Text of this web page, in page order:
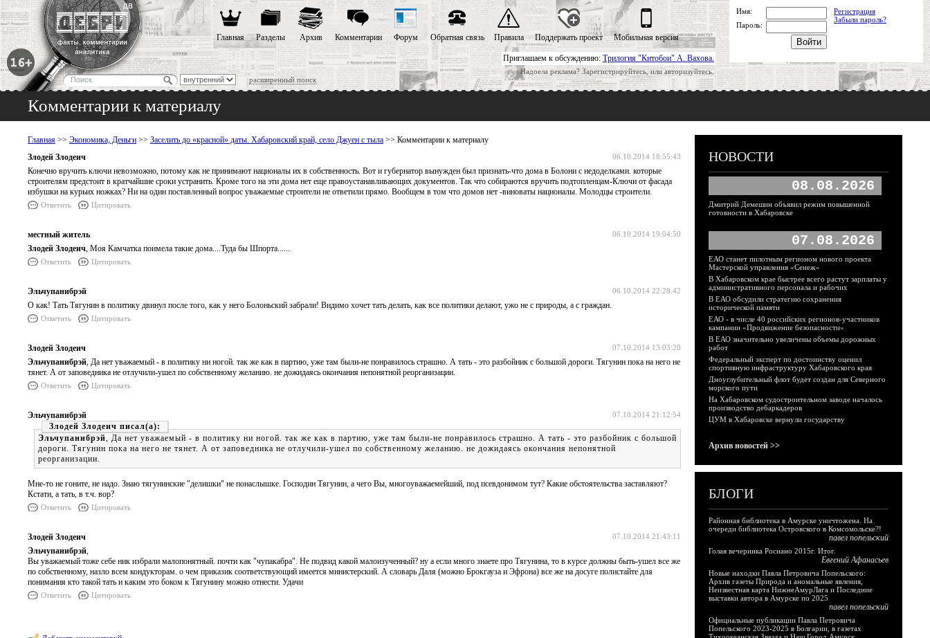
Приглашаем к обсуждению: Трилогия "Китобои" А. Вахова.
Надоела реклама? Зарегистрируйтесь, или авторизуйтесь.
расширенный поиск
Главная Разделы Архив Комментарии Форум Обратная связь Правила Поддержать проект Мобильная версия
Имя:
Регистрация
Забыли пароль?
Пароль:
Комментарии к материалу
Главная >> Экономика, Деньги >> Заселить до «красной» даты. Хабаровский край, село Джуен с тыла >> Комментарии к материалу
06.10.2014 18:55:43
Злодей Злодеич
Конечно вручить ключи невозможно, потому как не принимают националы их в собственность. Вот и губернатор вынужден был признать-что дома в Болони с недоделками. которые
строителям предстоит в кратчайшие сроки устранить. Кроме того на эти дома нет еще правоустанавливающих документов. Так что собираются вручить подтопленцам-Ключи от фасада
избушки на курьих ножках? Ни на один поставленный вопрос уважаемые строители не ответили прямо. Вообщем в том что домов нет -виноваты националы. Молодцы строители.
Ответить Цитировать
06.10.2014 19:04:50
местный житель
Злодей Злодеич, Моя Камчатка поимела такие дома....Туда бы Шпорта......
Ответить Цитировать
06.10.2014 22:28:42
Эльчупанибрэй
О как! Тать Тягунин в политику двинул после того, как у него Болоньский забрали! Видимо хочет тать делать, как все политики делают, ужо не с природы, а с граждан.
Ответить Цитировать
07.10.2014 13:03:20
Злодей Злодеич
Эльчупанибрэй, Да нет уважаемый - в политику ни ногой. так же как в партию, уже там были-не понравилось страшно. А тать - это разбойник с большой дороги. Тягунин пока на него не
тянет. А от заповедника не отлучили-ушел по собственному желанию. не дожидаясь окончания непонятной реорганизации.
Ответить Цитировать
07.10.2014 21:12:54
Эльчупанибрэй
Злодей Злодеич
Эльчупанибрэй, Да нет уважаемый - в политику ни ногой. так же как в партию, уже там были-не понравилось страшно. А тать - это разбойник с большой
дороги. Тягунин пока на него не тянет. А от заповедника не отлучили-ушел по собственному желанию. не дожидаясь окончания непонятной
реорганизации.
Мне-то не гоните, не надо. Знаю тягунинские "делишки" не понаслышке. Господин Тягунин, а чего Вы, многоуважаемейший, под псевдонимом тут? Какие обстоятельства заставляют?
Кстати, а тать, в т.ч. вор?
Ответить Цитировать
07.10.2014 21:43:11
Злодей Злодеич
Эльчупанибрэй,
Вы уважаемый тоже себе ник избрали малопонятный. почти как "чупакабра". Не подвид какой малоизученный? ну а если много знаете про Тягунина, то в курсе должны быть-ушел все же
по собственному, назло всем кондукторам. о чем приказик соответствующий имеется министерский. А словарь Даля (можно Брокгауза и Эфрона) все же на досуге полистайте для
понимания кто такой тать и каким это боком к Тягунину можно отнести. Удачи
Ответить Цитировать
НОВОСТИ
08.08.2026
Дмитрий Демешин объявил режим повышенной
готовности в Хабаровске
07.08.2026
ЕАО станет пилотным регионом нового проекта
Мастерской управления «Сенеж»
В Хабаровском крае быстрее всего растут зарплаты у
административного персонала и рабочих
В ЕАО обсудили стратегию сохранения
исторической памяти
ЕАО - в числе 40 российских регионов-участников
кампании «Продвижение безопасности»
В ЕАО значительно увеличены объемы дорожных
работ
Федеральный эксперт по достоинству оценил
спортивную инфраструктуру Хабаровского края
Дноуглубительный флот будет создан для Северного
морского пути
На Хабаровском судостроительном заводе началось
производство дебаркадеров
ЦУМ в Хабаровске вернули государству
Архив новостей >>
БЛОГИ
Районная библиотека в Амурске уничтожена. На
очереди библиотека Островского в Комсомольске?!
павел попельский
Голая вечеринка Роснано 2015г. Итог.
Евгений Афанасьев
Новые находки Павла Петровича Попельского:
Архив газеты Природа и аномальные явления,
Неизвестная карта НижнеАмурЛага и Последние
выставки автора в Амурске по 2025
павел попельский
Официальные публикации Павла Петровича
Попельского 2023-2025 в Болгарии, в газетах